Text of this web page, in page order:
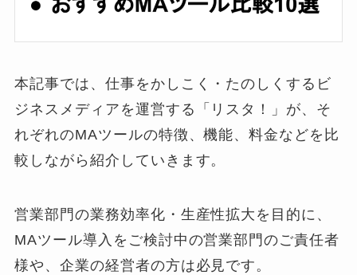
本記事では、仕事をかしこく・たのしくするビ
ジネスメディアを運営する「リスタ！」が、そ
れぞれのMAツールの特徴、機能、料金などを比
較しながら紹介していきます。
営業部門の業務効率化・生産性拡大を目的に、
MAツール導入をご検討中の営業部門のご責任者
様や、企業の経営者の方は必見です。